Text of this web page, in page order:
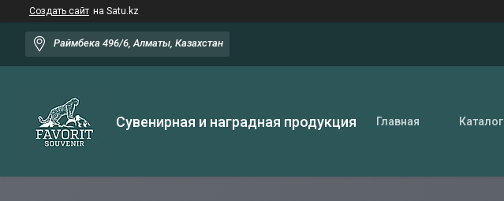
Создать сайт на Satu.kz
Раймбека 496/6, Алматы, Казахстан
Сувенирная и наградная продукция Главная Каталог